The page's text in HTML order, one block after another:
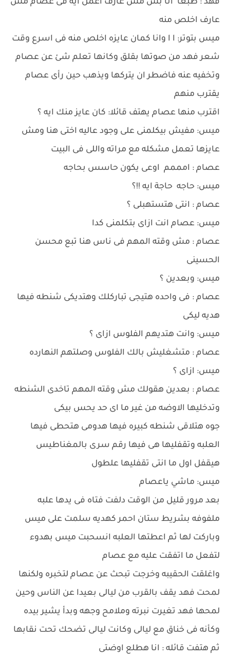
فهد : طبعا انا بس مش عارف اعمل ايه فى عصام مش
عارف اخلص منه
ميس بتوتر: ا ا وانا كمان عايزه اخلص منه فى اسرع وقت
شعر فهد من صوتها بقلق وكانها تعلم شئ عن عصام
وتخفيه عنه فاضطر ان يتركها ويذهب حين رأى عصام
يقترب منهم
اقترب منها عصام يهتف قائلا: كان عايز منك ايه ؟
ميس: مفيش بيكلمنى على وجود عاليه اختى هنا ومش
عايزها تعمل مشكله مع مراته واللى فى البيت
عصام : امممم اوعى يكون حاسس بحاجه
ميس: حاجه حاجة ايه !!؟
عصام : انتى هتستهبلى ؟
ميس: عصام انت ازاى بتكلمنى كدا
عصام : مش وقته المهم فى ناس هنا تبع محسن
الحسينى
ميس: وبعدين ؟
عصام : فى واحده هتيجى تباركلك وهتديكى شنطه فيها
هديه ليكى
ميس: وانت هتديهم الفلوس ازاى ؟
عصام : متشغليش بالك الفلوس وصلتهم النهارده
ميس: ازاى ؟
عصام : بعدين هقولك مش وقته المهم تاخدى الشنطه
وتدخليها الاوضه من غير ما اى حد يحس بيكى
جوه هتلاقى شنطه كبيره فيها هدومى هتحطى فيها
العلبه وتقفليها هى فيها رقم سرى بالمغناطيس
هيقفل اول ما انتى تقفليها علطول
ميس: ماشي ياعصام
بعد مرور قليل من الوقت دلفت فتاه فى يدها علبه
ملفوفه بشريط ستان احمر كهديه سلمت على ميس
وباركت لها ثم اعطتها العلبه انسحبت ميس بهدوء
لتفعل ما اتفقت عليه مع عصام
واغلقت الحقيبه وخرجت تبحث عن عصام لتخبره ولكنها
لمحت فهد يقف بالقرب من ليالى بعيدا عن الناس وحين
لمحها فهد تغيرت نبرته وملامح وجهه وبدأ يشير بيده
وكأنه فى خناق مع ليالى وكانت ليالى تضحك تحت نقابها
ثم هتفت قائله : انا هطلع اوضتى